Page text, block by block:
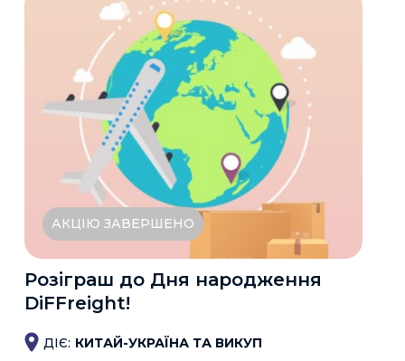
АКЦІЮ ЗАВЕРШЕНО
Розіграш до Дня народження
DiFFreight!
ДІЄ: КИТАЙ-УКРАЇНА ТА ВИКУП